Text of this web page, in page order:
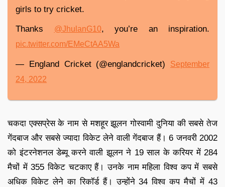
girls to try cricket.
Thanks @JhulanG10, you’re an inspiration.
pic.twitter.com/EMeCtAA5Wa
— England Cricket (@englandcricket)
September
24, 2022
चकदा एक्सप्रेस के नाम से मशहूर झूलन गोस्वामी दुनिया की सबसे तेज
गेंदबाज और सबसे ज्यादा विकेट लेने वाली गेंदबाज हैं। 6 जनवरी 2002
को इंटरनेशनल डेब्यू करने वाली झूलन ने 19 साल के करियर में 284
मैचों में 355 विकेट चटकाए हैं। उनके नाम महिला विश्व कप में सबसे
अधिक विकेट लेने का रिकॉर्ड हैं। उन्होंने 34 विश्व कप मैचों में 43